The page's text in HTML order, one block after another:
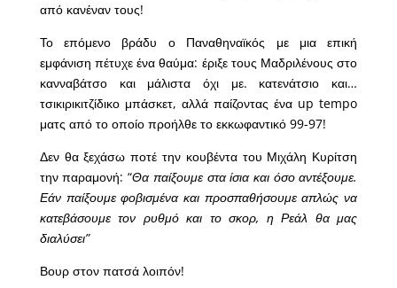
από κανέναν τους!
Το επόμενο βράδυ ο Παναθηναϊκός με μια επική
εμφάνιση πέτυχε ένα θαύμα: έριξε τους Μαδριλένους στο
κανναβάτσο και μάλιστα όχι με. κατενάτσιο και…
τσικιρικιτζίδικο μπάσκετ, αλλά παίζοντας ένα up tempo
ματς από το οποίο προήλθε το εκκωφαντικό 99-97!
Δεν θα ξεχάσω ποτέ την κουβέντα του Μιχάλη Κυρίτση
την παραμονή: “Θα παίξουμε στα ίσια και όσο αντέξουμε.
Εάν παίξουμε φοβισμένα και προσπαθήσουμε απλώς να
κατεβάσουμε τον ρυθμό και το σκορ, η Ρεάλ θα μας
διαλύσει”
Βουρ στον πατσά λοιπόν!